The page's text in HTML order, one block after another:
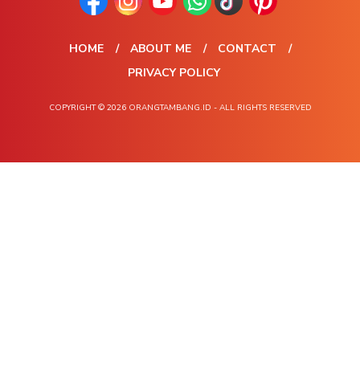
HOME ABOUT ME
CONTACT
PRIVACY POLICY
COPYRIGHT © 2026 ORANGTAMBANG.ID - ALL RIGHTS RESERVED